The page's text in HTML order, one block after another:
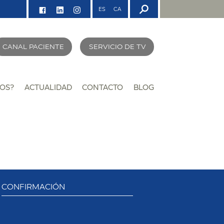
ES CA
CANAL PACIENTE SERVICIO DE TV
ACTUALIDAD CONTACTO BLOG
CONFIRMACIÓN